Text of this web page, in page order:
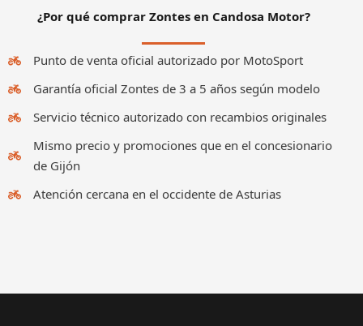
¿Por qué comprar Zontes en Candosa Motor?
Punto de venta oficial autorizado por MotoSport
Garantía oficial Zontes de 3 a 5 años según modelo
Servicio técnico autorizado con recambios originales
Mismo precio y promociones que en el concesionario
de Gijón
Atención cercana en el occidente de Asturias